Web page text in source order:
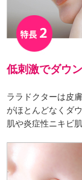
低刺激でダウ
ララドクターは皮
がほとんどなくダ
肌や炎症性ニキビ